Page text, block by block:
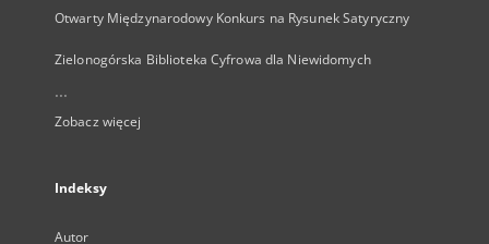
Otwarty Międzynarodowy Konkurs na Rysunek Satyryczny
Zielonogórska Biblioteka Cyfrowa dla Niewidomych
...
Zobacz więcej
Indeksy
Autor